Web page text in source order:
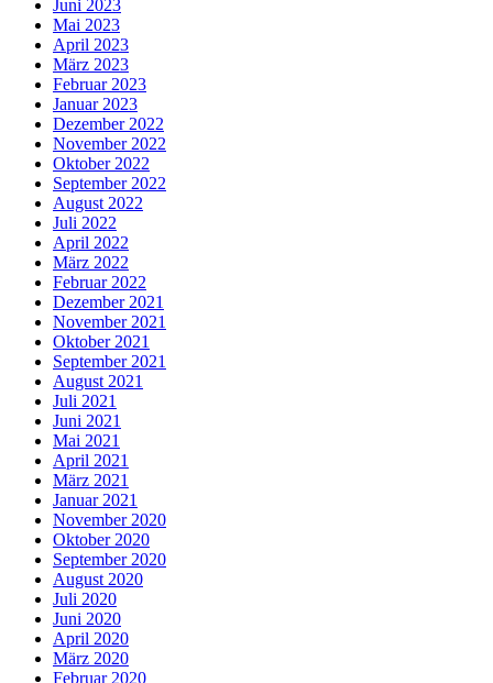
Juni 2023
Mai 2023
April 2023
März 2023
Februar 2023
Januar 2023
Dezember 2022
November 2022
Oktober 2022
September 2022
August 2022
Juli 2022
April 2022
März 2022
Februar 2022
Dezember 2021
November 2021
Oktober 2021
September 2021
August 2021
Juli 2021
Juni 2021
Mai 2021
April 2021
März 2021
Januar 2021
November 2020
Oktober 2020
September 2020
August 2020
Juli 2020
Juni 2020
April 2020
März 2020
Februar 2020